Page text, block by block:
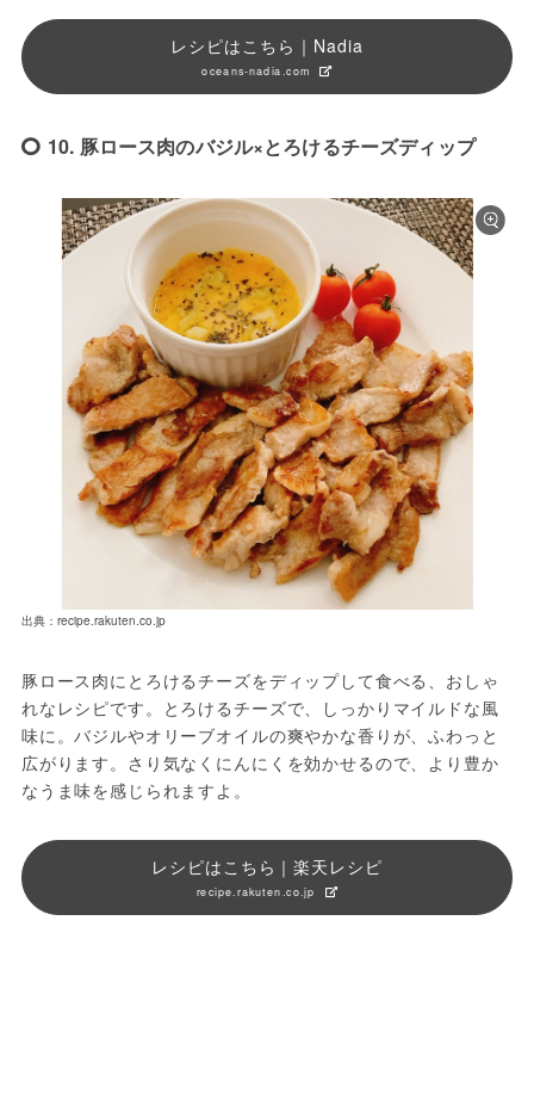
レシピはこちら｜Nadia
oceans-nadia.com
10. 豚ロース肉のバジル×とろけるチーズディップ
出典：recipe.rakuten.co.jp
豚ロース肉にとろけるチーズをディップして食べる、おしゃ
れなレシピです。とろけるチーズで、しっかりマイルドな風
味に。バジルやオリーブオイルの爽やかな香りが、ふわっと
広がります。さり気なくにんにくを効かせるので、より豊か
なうま味を感じられますよ。
レシピはこちら｜楽天レシピ
recipe.rakuten.co.jp